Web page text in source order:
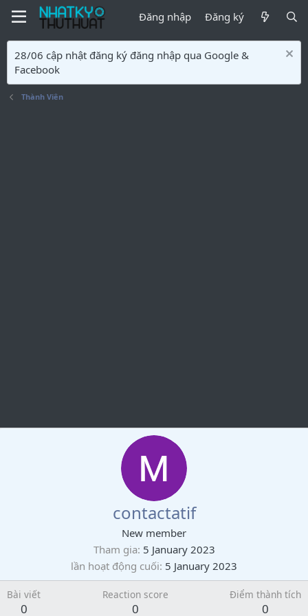
Đăng nhập Đăng ký
28/06 cập nhật đăng ký đăng nhập qua Google &
Facebook
Thành Viên
contactatif
New member
Tham gia 5 January 2023
lần hoạt động cuối 5 January 2023
Bài viết
0
Reaction score
0
Điểm thành tích
0